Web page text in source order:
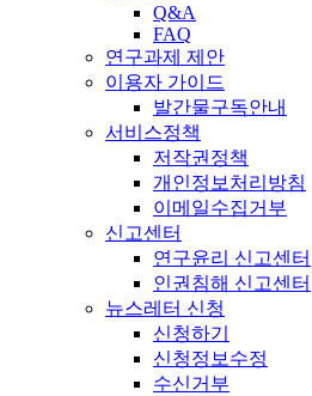
Q&A
FAQ
연구과제 제안
이용자 가이드
발간물구독안내
서비스정책
저작권정책
개인정보처리방침
이메일수집거부
신고센터
연구윤리 신고센터
인권침해 신고센터
뉴스레터 신청
신청하기
신청정보수정
수신거부